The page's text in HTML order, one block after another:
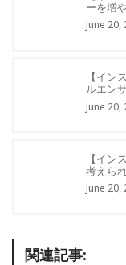
ーを増
June 20,
【イン
ルエン
June 20,
【イン
考えら
June 20,
関連記事: